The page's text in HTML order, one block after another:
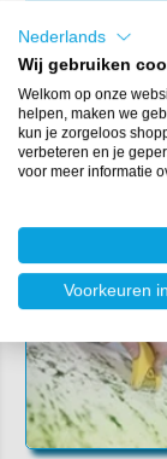
Nederlands
Wij gebruiken
Welkom op onze
helpen, maken we
kun je zorgeloos
verbeteren en je
voor meer informatie
Voorkeuren